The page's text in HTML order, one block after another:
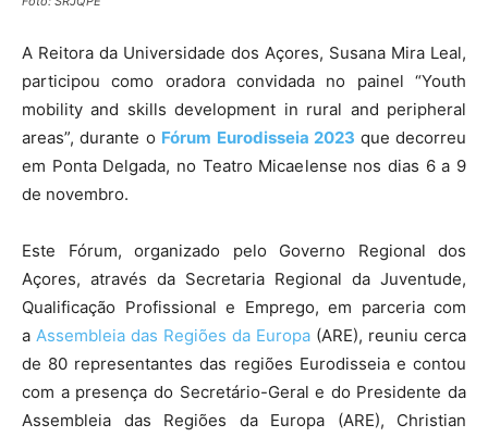
A Reitora da Universidade dos Açores, Susana Mira Leal,
participou como oradora convidada no painel “Youth
mobility and skills development in rural and peripheral
areas”, durante o Fórum Eurodisseia 2023 que decorreu
em Ponta Delgada, no Teatro Micaelense nos dias 6 a 9
de novembro.
Este Fórum, organizado pelo Governo Regional dos
Açores, através da Secretaria Regional da Juventude,
Qualificação Profissional e Emprego, em parceria com
a Assembleia das Regiões da Europa (ARE), reuniu cerca
de 80 representantes das regiões Eurodisseia e contou
com a presença do Secretário-Geral e do Presidente da
Assembleia das Regiões da Europa (ARE), Christian